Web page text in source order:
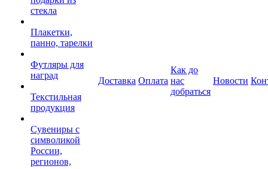
стекла
Плакетки,
панно, тарелки
Футляры для
наград
Текстильная
продукция
Сувениры с
символикой
России,
регионов,
Доставка Оплата
Как до
нас
добраться
Новости